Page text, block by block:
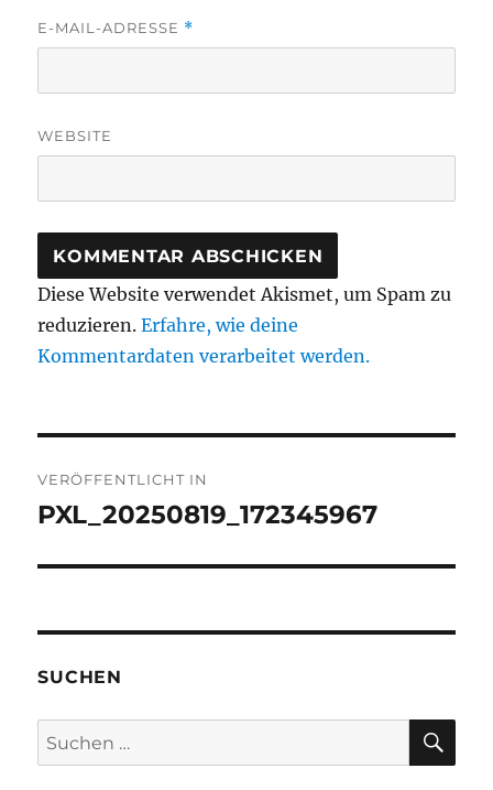
E-MAIL-ADRESSE *
WEBSITE
Diese Website verwendet Akismet, um Spam zu
reduzieren.Erfahre, wie deine
Kommentardaten verarbeitet werden.
VERÖFFENTLICHT IN
PXL_20250819_172345967
SUCHEN
Suchen
nach: